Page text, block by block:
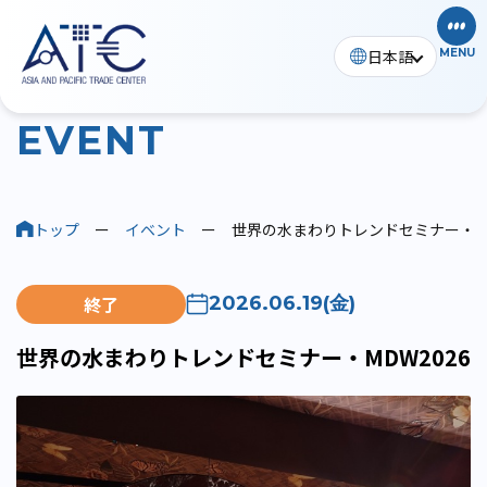
日本語 MENU
EVENT
トップ ー イベント ー 世界の水まわりトレンドセミナー・
終了 2026.06.19(金)
世界の水まわりトレンドセミナー・MDW2026